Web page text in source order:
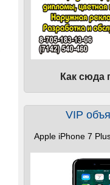
Как сюда
VIP
Apple iPhone 7